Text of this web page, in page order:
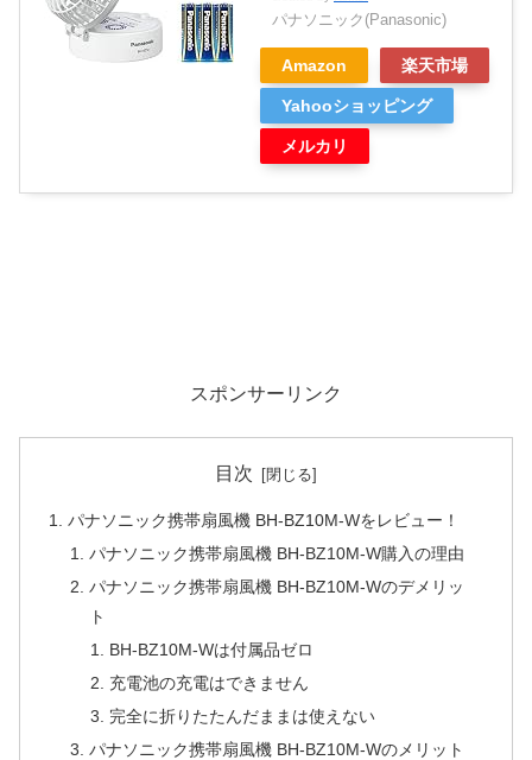
パナソニック(Panasonic)
Amazon 楽天市場
Yahooショッピング
メルカリ
スポンサーリンク
目次
パナソニック携帯扇風機 BH-BZ10M-Wをレビュー！
パナソニック携帯扇風機 BH-BZ10M-W購入の理由
パナソニック携帯扇風機 BH-BZ10M-Wのデメリッ
ト
BH-BZ10M-Wは付属品ゼロ
充電池の充電はできません
完全に折りたたんだままは使えない
パナソニック携帯扇風機 BH-BZ10M-Wのメリット